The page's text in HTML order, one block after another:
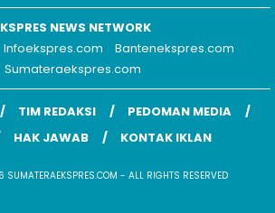
NEWS NETWORK
Infoekspres.com
Bantenekspres.com
Sumateraekspres.com
TIM REDAKSI
PEDOMAN MEDIA
HAK JAWAB KONTAK IKLAN
- ALL RIGHTS RESERVED